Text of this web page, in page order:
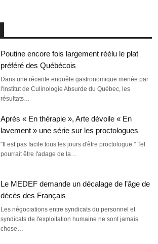
Poutine encore fois largement réélu le plat
préféré des Québécois
Dans une récente enquête gastronomique menée par
l'Institut de Culinologie Absurde du Québec, les
résultats…
Après « En thérapie », Arte dévoile « En
lavement » une série sur les proctologues
"Il est pas facile tous les jours d'être proctologue." Tel
pourrait être l'adage de la…
Le MEDEF demande un décalage de l’âge de
décès des Français
Les négociations entre syndicats du personnel et
syndicats de l'exploitation humaine ne sont jamais
chose…